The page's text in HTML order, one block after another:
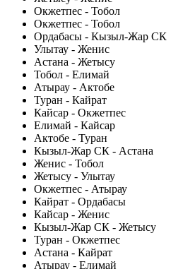
Окжетпес - Тобол
Окжетпес - Тобол
Ордабасы - Кызыл-Жар СК
Улытау - Женис
Астана - Жетысу
Тобол - Елимай
Атырау - Актобе
Туран - Кайрат
Кайсар - Окжетпес
Елимай - Кайсар
Актобе - Туран
Кызыл-Жар СК - Астана
Женис - Тобол
Жетысу - Улытау
Окжетпес - Атырау
Кайрат - Ордабасы
Кайсар - Женис
Кызыл-Жар СК - Жетысу
Туран - Окжетпес
Астана - Кайрат
Атырау - Елимай